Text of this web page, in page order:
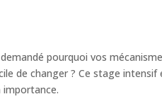
pourquoi vos
de changer ? Ce stage
importance.